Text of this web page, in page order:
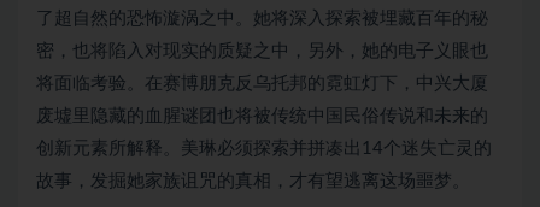
了超自然的恐怖漩涡之中。她将深入探索被埋藏百年的秘
密，也将陷入对现实的质疑之中，另外，她的电子义眼也
将面临考验。在赛博朋克反乌托邦的霓虹灯下，中兴大厦
废墟里隐藏的血腥谜团也将被传统中国民俗传说和未来的
创新元素所解释。美琳必须探索并拼凑出14个迷失亡灵的
故事，发掘她家族诅咒的真相，才有望逃离这场噩梦。